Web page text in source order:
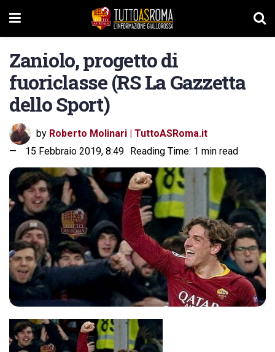
Zaniolo, progetto di
fuoriclasse (RS La Gazzetta
dello Sport)
by Roberto Molinari | TuttoASRoma.it
15 Febbraio 2019, 8:49 Reading Time: 1 min read